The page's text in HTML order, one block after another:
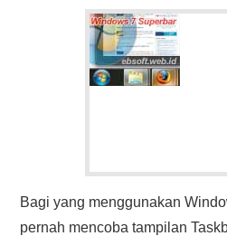
HASIL PENCARIAN
Bagi yang menggunakan
pernah mencoba tampilan